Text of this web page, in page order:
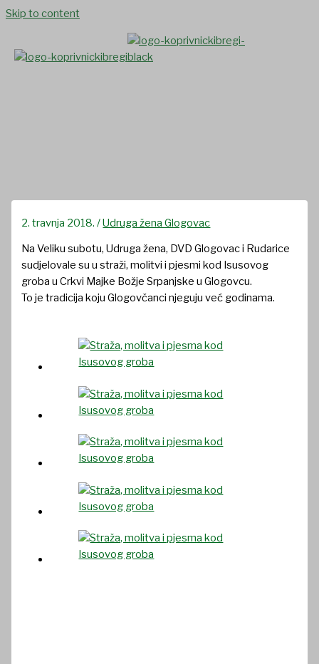
Skip to content
2. travnja 2018./Udruga žena Glogovac
Na Veliku subotu, Udruga žena, DVD Glogovac i Rudarice
sudjelovale su u straži, molitvi i pjesmi kod Isusovog
groba u Crkvi Majke Božje Srpanjske u Glogovcu.
To je tradicija koju Glogovčanci njeguju već godinama.